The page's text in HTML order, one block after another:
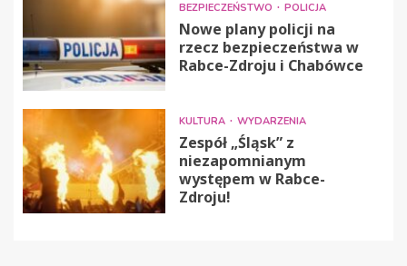
BEZPIECZEŃSTWO POLICJA
Nowe plany policji na
rzecz bezpieczeństwa w
Rabce-Zdroju i Chabówce
KULTURA WYDARZENIA
Zespół „Śląsk” z
niezapomnianym
występem w Rabce-
Zdroju!